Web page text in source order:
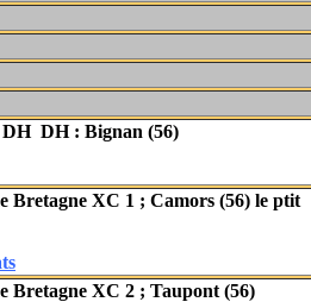
DH : Bignan (56)
Bretagne XC 1 ; Camors (56) le ptit
Bretagne XC 2 ; Taupont (56)